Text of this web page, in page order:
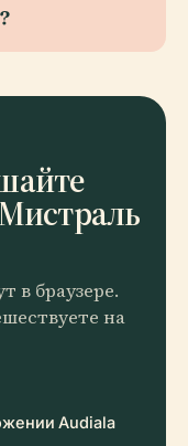
в браузере.
на
Audiala